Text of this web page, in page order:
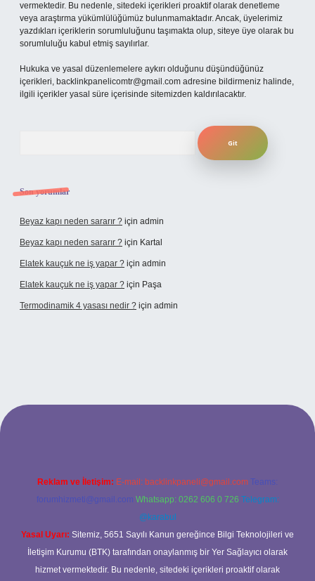
vermektedir. Bu nedenle, sitedeki içerikleri proaktif olarak denetleme
veya araştırma yükümlülüğümüz bulunmamaktadır. Ancak, üyelerimiz
yazdıkları içeriklerin sorumluluğunu taşımakta olup, siteye üye olarak bu
sorumluluğu kabul etmiş sayılırlar.
Hukuka ve yasal düzenlemelere aykırı olduğunu düşündüğünüz
içerikleri, backlinkpanelicomtr@gmail.com adresine bildirmeniz halinde,
ilgili içerikler yasal süre içerisinde sitemizden kaldırılacaktır.
Son yorumlar
Beyaz kapı neden sararır ? için admin
Beyaz kapı neden sararır ? için Kartal
Elatek kauçuk ne iş yapar ? için admin
Elatek kauçuk ne iş yapar ? için Paşa
Termodinamik 4 yasası nedir ? için admin
mi
Reklam ve İletişim: E-mail: backlinkpaneli@gmail.com Teams:
forumhizmeti@gmail.com Whatsapp: 0262 606 0 726 Telegram:
@karabul
Yasal Uyarı: Sitemiz, 5651 Sayılı Kanun gereğince Bilgi Teknolojileri ve
İletişim Kurumu (BTK) tarafından onaylanmış bir Yer Sağlayıcı olarak
hizmet vermektedir. Bu nedenle, sitedeki içerikleri proaktif olarak